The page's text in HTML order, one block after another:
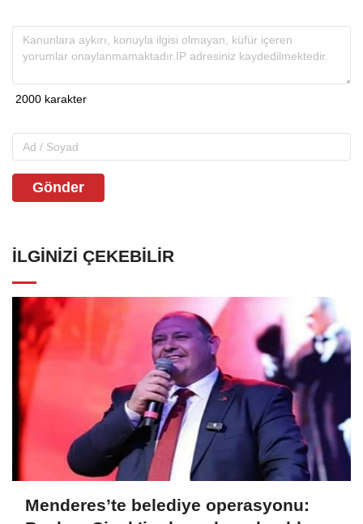
Gönder
İLGINIZI ÇEKEBILIR
Menderes’te belediye operasyonu: